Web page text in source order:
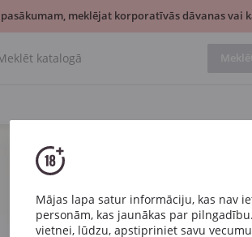
Mājas lapa satur informāciju, kas nav
personām, kas jaunākas par
vietnei, lūdzu, apstipriniet savu
meklējat korporatīvās dāvanas vai